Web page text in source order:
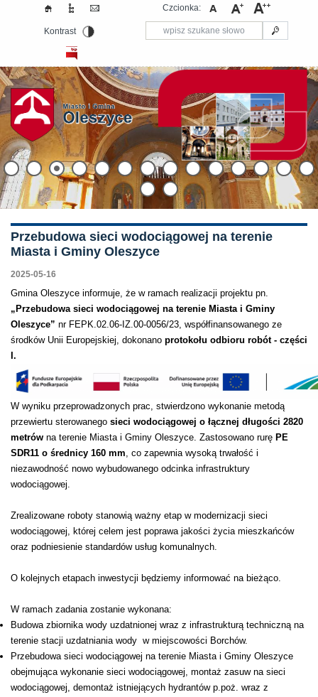
Czcionka:
Kontrast
Przebudowa sieci wodociągowej na terenie
Miasta i Gminy Oleszyce
2025-05-16
Gmina Oleszyce informuje, że w ramach realizacji projektu pn.
„Przebudowa sieci wodociągowej na terenie Miasta i Gminy
Oleszyce” nr FEPK.02.06-IZ.00-0056/23, współfinansowanego ze
środków Unii Europejskiej, dokonano protokołu odbioru robót - części
I.
W wyniku przeprowadzonych prac, stwierdzono wykonanie metodą
przewiertu sterowanego sieci wodociągowej o łącznej długości 2820
metrów na terenie Miasta i Gminy Oleszyce. Zastosowano rurę PE
SDR11 o średnicy 160 mm, co zapewnia wysoką trwałość i
niezawodność nowo wybudowanego odcinka infrastruktury
wodociągowej.
Zrealizowane roboty stanowią ważny etap w modernizacji sieci
wodociągowej, której celem jest poprawa jakości życia mieszkańców
oraz podniesienie standardów usług komunalnych.
O kolejnych etapach inwestycji będziemy informować na bieżąco.
W ramach zadania zostanie wykonana:
Budowa zbiornika wody uzdatnionej wraz z infrastrukturą techniczną na
terenie stacji uzdatniania wody w miejscowości Borchów.
Przebudowa sieci wodociągowej na terenie Miasta i Gminy Oleszyce
obejmująca wykonanie sieci wodociągowej, montaż zasuw na sieci
wodociągowej, demontaż istniejących hydrantów p.poż. wraz z